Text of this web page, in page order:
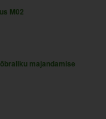
M02
majandamise